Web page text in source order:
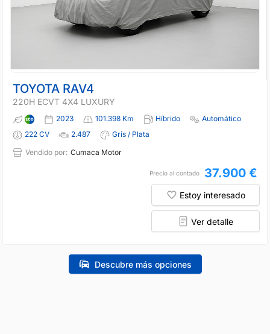
TOYOTA RAV4
220H ECVT 4X4 LUXURY
2023 101.398 Km Híbrido
Automático
222 CV
2.487
Gris / Plata
Vendido por: Cumaca Motor
Precio al contado 37.900 €
Estoy interesado
Ver detalle
Descubre más opciones